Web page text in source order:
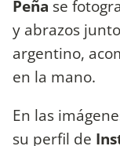
Peña se
y abrazos
argentino,
en la mano.
En las
su perfil de